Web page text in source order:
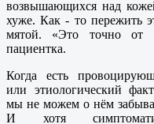
возвышающихся над
хуже. Как - то пережить
мятой. «Это точно от
пациентка.
Когда есть
или этиологический
мы не можем о нём
И хотя